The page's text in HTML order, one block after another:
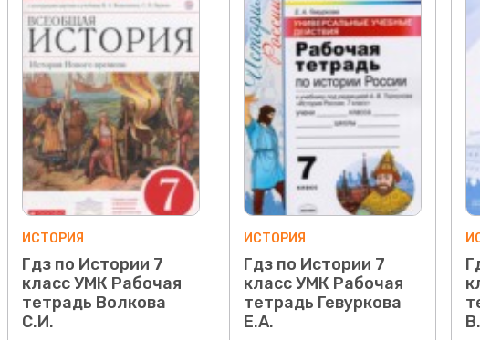
ИСТОРИЯ
Гдз по Истории 7
класс УМК Рабочая
тетрадь Волкова
С.И.
ИСТОРИЯ
Гдз по Истории 7
класс УМК Рабочая
тетрадь Гевуркова
Е.А.